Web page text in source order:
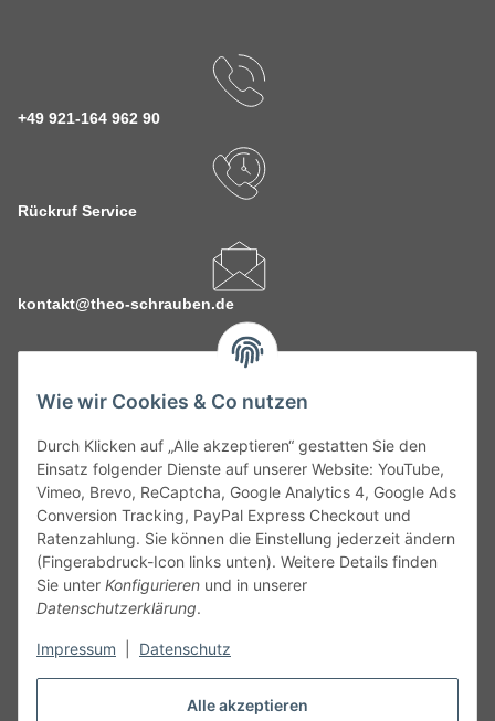
Alle akzeptieren
Wie wir Cookies & Co nutzen
Durch Klicken auf „Alle akzeptieren“ gestatten Sie den
Einsatz folgender Dienste auf unserer Website: YouTube,
Vimeo, Brevo, ReCaptcha, Google Analytics 4, Google Ads
Conversion Tracking, PayPal Express Checkout und
Ratenzahlung. Sie können die Einstellung jederzeit ändern
(Fingerabdruck-Icon links unten). Weitere Details finden
Sie unter Konfigurieren und in unserer
Datenschutzerklärung.
Impressum Datenschutz
+49 921-164 962 90
Rückruf Service
kontakt@theo-schrauben.de
Service
Gesetzliche Informationen
Alle technischen Angaben ohne Gewähr. Irrtümer und fehlerhafte
Angaben vorbehalten. Wenn Sie Datenblätter oder spezielle
unseren Kundenservice. Abbildungen der Artikel können